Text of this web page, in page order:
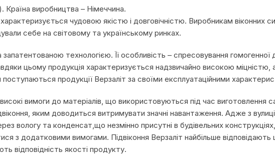
Країна виробництва – Німеччина.
чудовою якістю і довговічністю. Виробникам віконних
себе на світовому та українському ринках.
запатентованою технологією. Її особливість – спресовування
цьому продукція характеризується надзвичайно високою міцністю, а
поступаються продукції Верзаліт за своїми експлуатаційними
високі вимоги до матеріалів, що використовуються під час виготовлення
яким доводиться витримувати значні навантаження. Адже з
вологу та конденсат,що незмінно присутні в будівельних конструкціях,
з додатковими вимогами. Підвіконня Верзаліт найбільше
відповідність якості продукту.